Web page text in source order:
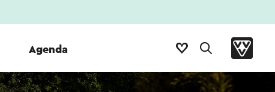
Agenda